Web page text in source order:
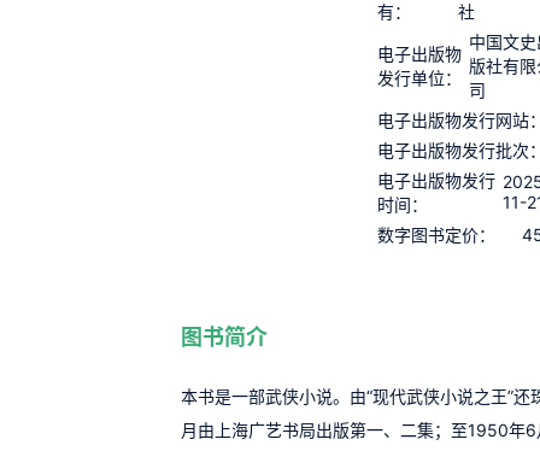
有：
社
电子出版物
发行单位：
中国文
版社有
司
电子出版物发行网站
电子出版物发行批次
电子出版物发行
时间：
11-
数字图书定价：
图书简介
本书是一部武侠小说。由“现代武侠小说之王”
月由上海广艺书局出版第一、二集；至1950年